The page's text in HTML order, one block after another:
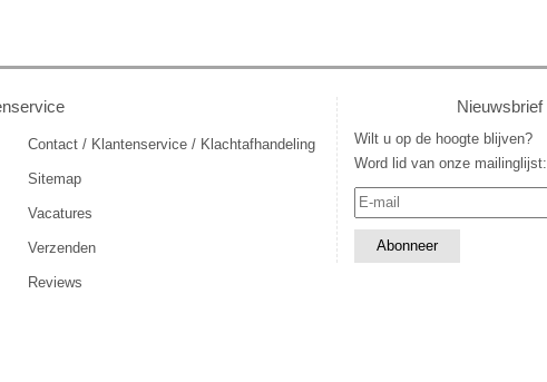
Contact / Klantenservice / Klachtafhandeling
Sitemap
Vacatures
Verzenden
Reviews
Nieuwsbrief
Wilt u op de hoogte blijven?
Word lid van onze mailinglijst: